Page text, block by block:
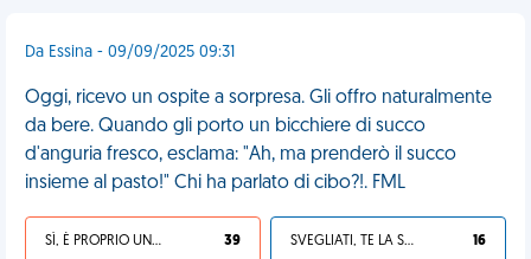
Da Essina - 09/09/2025 09:31
Oggi, ricevo un ospite a sorpresa. Gli offro naturalmente
da bere. Quando gli porto un bicchiere di succo
d'anguria fresco, esclama: "Ah, ma prenderò il succo
insieme al pasto!" Chi ha parlato di cibo?!. FML
SÌ, È PROPRIO UNA VDM! 39 SVEGLIATI, TE LA SEI CERCATA! 16